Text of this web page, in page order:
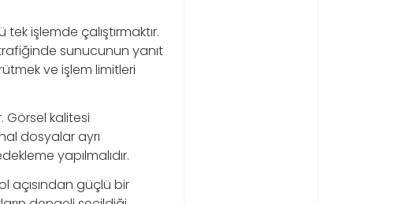
işlemde çalıştırmaktır.
sunucunun yanıt
ve işlem limitleri
Görsel kalitesi
dosyalar ayrı
yapılmalıdır.
açısından güçlü bir